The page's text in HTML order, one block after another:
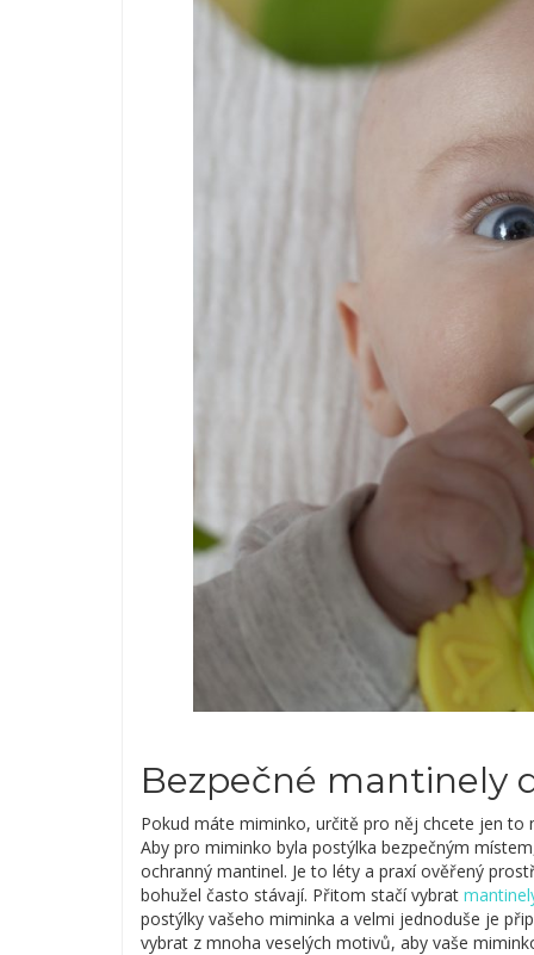
Bezpečné mantinely
Pokud máte miminko, určitě pro něj chcete jen to
Aby pro miminko byla postýlka bezpečným
ochranný mantinel. Je to léty a praxí ověřený
bohužel často stávají. Přitom stačí vybrat
postýlky vašeho miminka a velmi jednoduše je
vybrat z mnoha veselých motivů, aby vaše